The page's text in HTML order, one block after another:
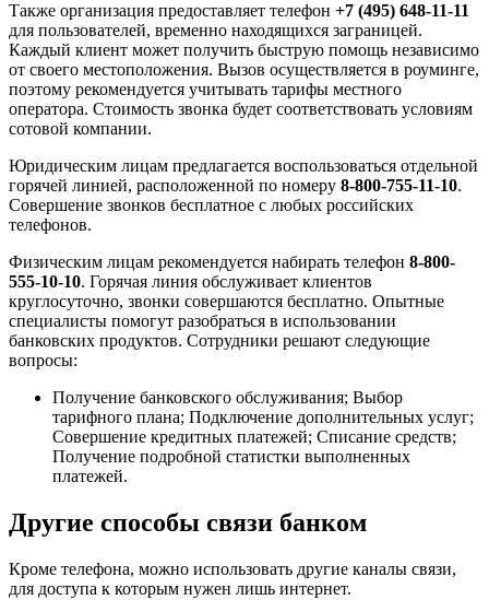
Также организация предоставляет телефон +7 (495) 648-11-11
для пользователей, временно находящихся заграницей.
Каждый клиент может получить быструю помощь независимо
от своего местоположения. Вызов осуществляется в роуминге,
поэтому рекомендуется учитывать тарифы местного
оператора. Стоимость звонка будет соответствовать условиям
сотовой компании.
Юридическим лицам предлагается воспользоваться отдельной
горячей линией, расположенной по номеру 8-800-755-11-10.
Совершение звонков бесплатное с любых российских
телефонов.
Физическим лицам рекомендуется набирать телефон 8-800-
555-10-10. Горячая линия обслуживает клиентов
круглосуточно, звонки совершаются бесплатно. Опытные
специалисты помогут разобраться в использовании
банковских продуктов. Сотрудники решают следующие
вопросы:
Получение банковского обслуживания; Выбор
тарифного плана; Подключение дополнительных услуг;
Совершение кредитных платежей; Списание средств;
Получение подробной статистки выполненных
платежей.
Другие способы связи банком
Кроме телефона, можно использовать другие каналы связи,
для доступа к которым нужен лишь интернет.